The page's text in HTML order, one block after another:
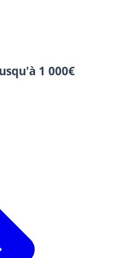
1 000€